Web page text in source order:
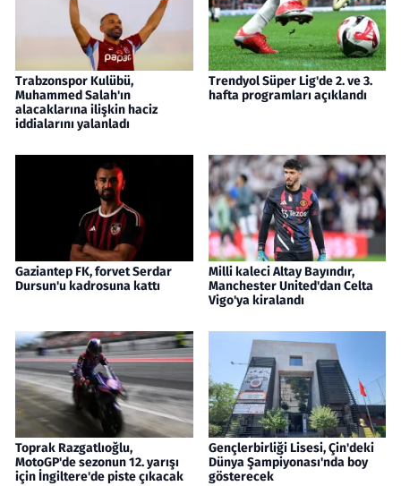
Trabzonspor Kulübü,
Muhammed Salah'ın
alacaklarına ilişkin haciz
iddialarını yalanladı
Trendyol Süper Lig'de 2. ve 3.
hafta programları açıklandı
Gaziantep FK, forvet Serdar
Dursun'u kadrosuna kattı
Milli kaleci Altay Bayındır,
Manchester United'dan Celta
Vigo'ya kiralandı
Toprak Razgatlıoğlu,
MotoGP'de sezonun 12. yarışı
için İngiltere'de piste çıkacak
Gençlerbirliği Lisesi, Çin'deki
Dünya Şampiyonası'nda boy
gösterecek